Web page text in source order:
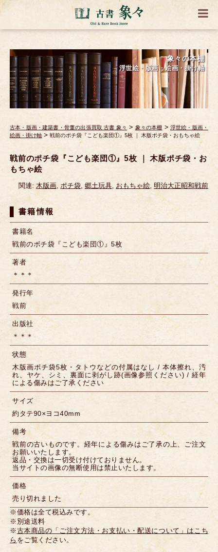
象々の本棚
浮世絵・版画・絵画・掛け軸
古本・版画・建築書・骨董の出張買取 古書 象々 > 象々の本棚 > 浮世絵・版画・
絵画・掛け軸 > 戦前のポチ袋『こども楽団①』5枚 ｜ 木版ポチ袋・おもちゃ絵
戦前のポチ袋『こども楽団①』5枚 ｜ 木版ポチ袋・お
もちゃ絵
関連: 木版画, ポチ袋, 郷土玩具, おもちゃ絵, 明治大正昭和戦前
書籍情報
書籍名
戦前のポチ袋『こども楽団①』5枚
著者
＊＊＊
発行年
戦前
出版社
＊＊＊
状態
木版画ポチ袋5枚・タトウなどの付属はなし / 本体擦れ、汚
れ、ヤケ、シミ、裏面に剥がし跡(画像参照ください) / 経年
による傷みはご了承ください
サイズ
約タテ90×ヨコ40mm
備考
戦前の古いものです。経年による傷みはご了承の上、ご注文
お願いいたします。
返品・交換は一切受け付けておりません。
当サイトの画像の無断使用は禁止いたします。
価格
売り切れました
※価格は全て税込みです。
※別途送料
※古本商品の「ご注文方法・お支払い・配送について」はこち
ら をご覧ください。